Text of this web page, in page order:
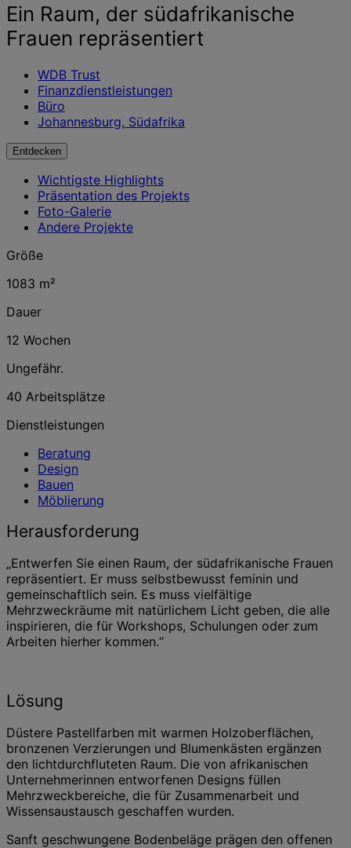
und
Erkenntnissen
Ein Raum, der südafrikanische
Frauen repräsentiert
WDB Trust
Finanzdienstleistungen
Büro
Johannesburg, Südafrika
Entdecken
Wichtigste Highlights
Präsentation des Projekts
Foto-Galerie
Andere Projekte
Größe
1083 m²
Dauer
12 Wochen
Ungefähr.
40 Arbeitsplätze
Dienstleistungen
Beratung
Design
Bauen
Möblierung
Herausforderung
„Entwerfen Sie einen Raum, der südafrikanische Frauen
repräsentiert. Er muss selbstbewusst feminin und
gemeinschaftlich sein. Es muss vielfältige
Mehrzweckräume mit natürlichem Licht geben, die alle
inspirieren, die für Workshops, Schulungen oder zum
Arbeiten hierher kommen.“
Lösung
Düstere Pastellfarben mit warmen Holzoberflächen,
bronzenen Verzierungen und Blumenkästen ergänzen
den lichtdurchfluteten Raum. Die von afrikanischen
Unternehmerinnen entworfenen Designs füllen
Mehrzweckbereiche, die für Zusammenarbeit und
Wissensaustausch geschaffen wurden.
Sanft geschwungene Bodenbeläge prägen den offenen